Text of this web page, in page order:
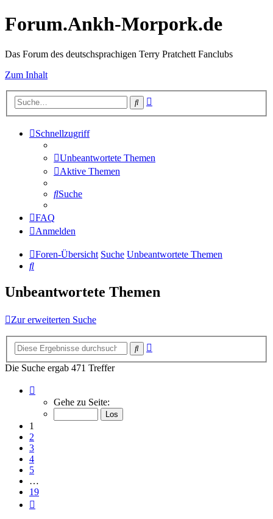
Forum.Ankh-Morpork.de
Das Forum des deutschsprachigen Terry Pratchett Fanclubs
Zum Inhalt
Suche
Schnellzugriff
Unbeantwortete Themen
Aktive Themen
Suche
FAQ
Anmelden
Foren-Übersicht Suche Unbeantwortete Themen
Suche
Unbeantwortete Themen
Zur erweiterten Suche
Suche
Die Suche ergab 471 Treffer
von
Gehe zu Seite:
1
2
3
4
5
…
19